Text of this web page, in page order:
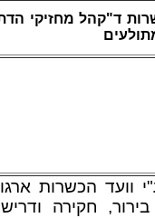
ד"קהל מחזיקי
וועד הכשרות
חקירה